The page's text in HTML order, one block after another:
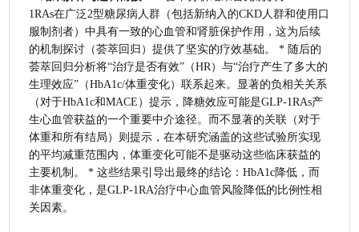
1RAs在广泛2型糖尿病人群（包括新纳入的CKD人群和使用口
服制剂者）中具有一致的心血管和肾脏保护作用，这为后续
的机制探讨（荟萃回归）提供了坚实的疗效基础。 * 随后的
荟萃回归分析将“治疗是否有效”（HR）与“治疗产生了多大的
生理效应”（HbA1c/体重变化）联系起来。显著的负相关关系
（对于HbA1c和MACE）提示，降糖效应可能是GLP-1RAs产
生心血管获益的一个重要中介途径。而不显著的关联（对于
体重和所有结局）则提示，在本研究涵盖的这些试验所实现
的平均减重范围内，体重变化可能不是驱动这些临床获益的
主要机制。 * 这些结果引导出最终的结论：HbA1c降低，而
非体重变化，是GLP-1RA治疗中心血管风险降低的比例性相
关因素。